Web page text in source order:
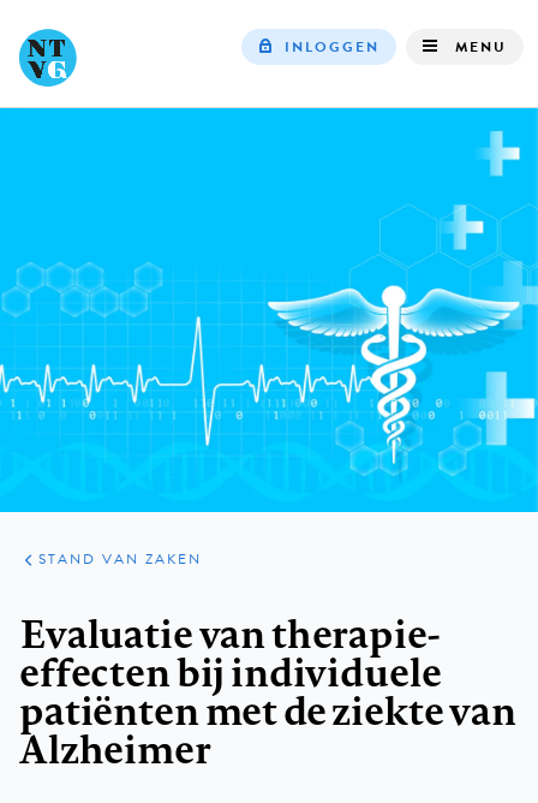
navigation
INLOGGEN MENU
ARTIKELEN
PRAKTIJK
STAND VAN ZAKEN
Evaluatie van therapie-
effecten bij individuele
patiënten met de ziekte van
Alzheimer